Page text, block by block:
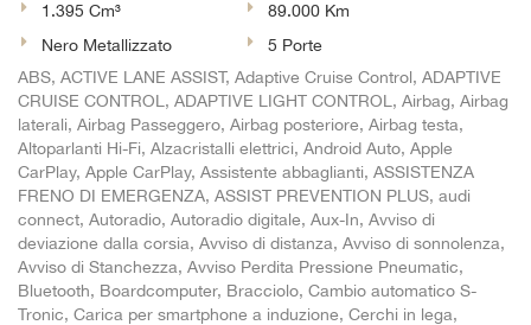
1.395 Cm³
89.000 Km
Nero Metallizzato
5 Porte
ABS, ACTIVE LANE ASSIST, Adaptive Cruise Control, ADAPTIVE
CRUISE CONTROL, ADAPTIVE LIGHT CONTROL, Airbag, Airbag
laterali, Airbag Passeggero, Airbag posteriore, Airbag testa,
Altoparlanti Hi-Fi, Alzacristalli elettrici, Android Auto, Apple
CarPlay, Apple CarPlay, Assistente abbaglianti, ASSISTENZA
FRENO DI EMERGENZA, ASSIST PREVENTION PLUS, audi
connect, Autoradio, Autoradio digitale, Aux-In, Avviso di
deviazione dalla corsia, Avviso di distanza, Avviso di sonnolenza,
Avviso di Stanchezza, Avviso Perdita Pressione Pneumatic,
Bluetooth, Boardcomputer, Bracciolo, Cambio automatico S-
Tronic, Carica per smartphone a induzione, Cerchi in lega,